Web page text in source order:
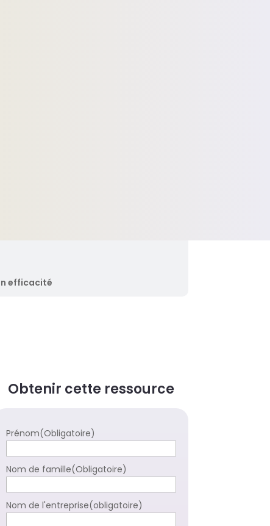
efficacité
Obtenir cette ressource
Prénom(Obligatoire)
Nom de famille(Obligatoire)
Nom de l'entreprise(obligatoire)